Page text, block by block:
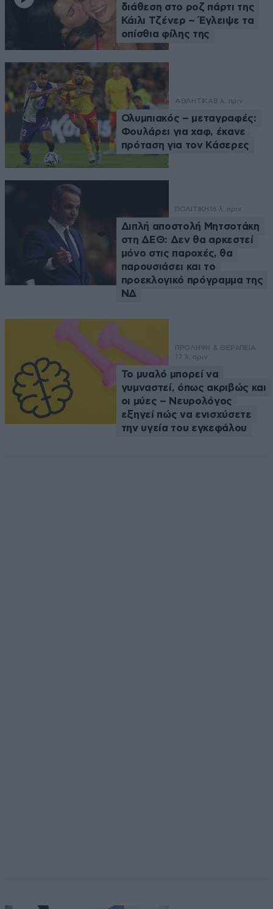
διάθεση στο ροζ πάρτι της
Κάιλι Τζένερ – Έγλειψε τα
οπίσθια φίλης της
ΑΘΛΗΤΙΚΑ8 λ. πριν
Ολυμπιακός – μεταγραφές:
Φουλάρει για χαφ, έκανε
πρόταση για τον Κάσερες
ΠΟΛΙΤΙΚΗ 16 λ. πριν
Διπλή αποστολή Μητσοτάκη
στη ΔΕΘ: Δεν θα αρκεστεί
μόνο στις παροχές, θα
παρουσιάσει και το
προεκλογικό πρόγραμμα της
ΝΔ
ΠΡΟΛΗΨΗ & ΘΕΡΑΠΕΙΑ
17 λ. πριν
Το μυαλό μπορεί να
γυμναστεί, όπως ακριβώς και
οι μύες – Νευρολόγος
εξηγεί πώς να ενισχύσετε
την υγεία του εγκεφάλου